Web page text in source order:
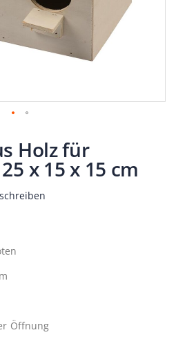
Holz für
x 15 x 15 cm
Öffnung